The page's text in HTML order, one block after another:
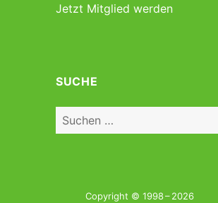
Jetzt Mitglied werden
SUCHE
Suchen
nach:
Copyright © 1998 – 2026